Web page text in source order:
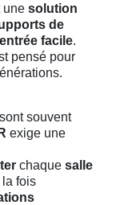
une solution
de
entrée facile.
pensé pour
souvent
exige une
chaque salle
la fois